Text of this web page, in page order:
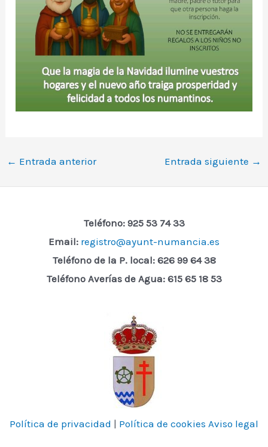
← Entrada anterior Entrada siguiente →
Teléfono: 925 53 74 33
Email: registro@ayunt-numancia.es
Teléfono de la P. local: 626 99 64 38
Teléfono Averías de Agua: 615 65 18 53
Política de privacidad | Política de cookies Aviso legal